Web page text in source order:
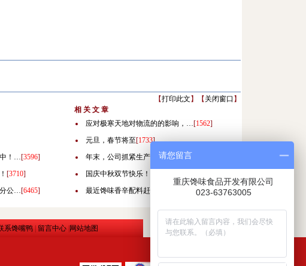
【打印此文 】【 关闭窗口 】
！…[3596]
[3710]
公…[6465]
相 关 文 章
应对极寒天地对物流的的影响，…[1562]
元旦，春节将至[1733]
年末，公司抓紧生产！
[1821]
国庆中秋双节快乐！
最近馋味香辛配料赶急加工中！…
3596
系馋嘴鸭| 留言中心| 网站地图
请您留言
重庆馋味食品开发有限公司
023-63763005